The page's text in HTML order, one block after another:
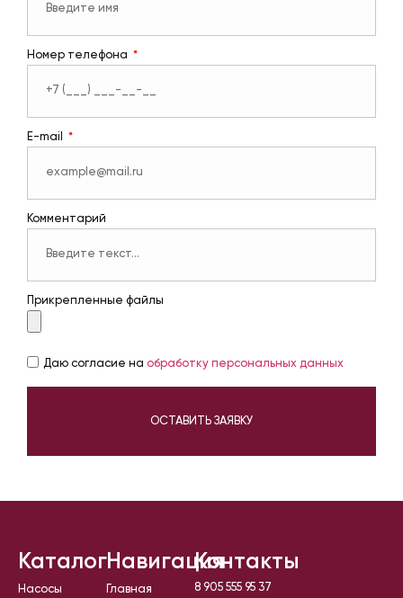
Номер телефона
E-mail
Комментарий
Прикрепленные файлы
Даю согласие на обработку персональных данных
ОСТАВИТЬ ЗАЯВКУ
Каталог
Насосы
Навигация
Главная
Контакты
8 905 555 95 37